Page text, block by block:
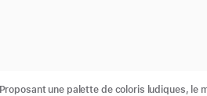
Proposant une palette de coloris ludiques, le